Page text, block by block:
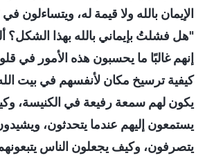
الإيمان بالله ولا قيمة له، ويتساءلون
"هل فشلتُ بإيماني بالله بهذا
إنهم غالبًا ما يحسبون هذه الأمور في
كيفية ترسيخ مكان لأنفسهم في بيت
يكون لهم سمعة رفيعة في الكنيسة،
يستمعون إليهم عندما يتحدثون،
يتصرفون، وكيف يجعلون الناس